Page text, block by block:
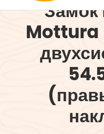
Замок
Mottura